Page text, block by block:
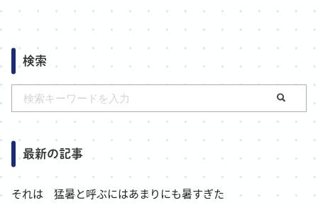
検索
最新の記事
それは 猛暑と呼ぶにはあまりにも暑すぎた